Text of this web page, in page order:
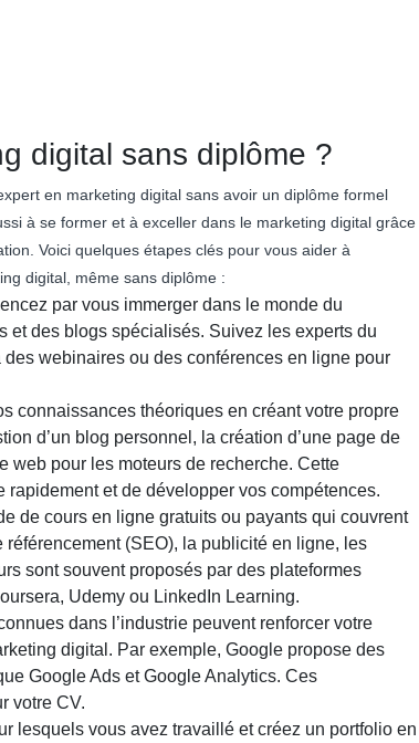
digital sans diplôme ?
en marketing digital sans avoir un diplôme formel
à se former et à exceller dans le marketing digital grâce
Voici quelques étapes clés pour vous aider à
digital, même sans diplôme :
par vous immerger dans le monde du
et des blogs spécialisés. Suivez les experts du
webinaires ou des conférences en ligne pour
connaissances théoriques en créant votre propre
d’un blog personnel, la création d’une page de
web pour les moteurs de recherche. Cette
rapidement et de développer vos compétences.
de cours en ligne gratuits ou payants qui couvrent
(SEO), la publicité en ligne, les
sont souvent proposés par des plateformes
Udemy ou LinkedIn Learning.
dans l’industrie peuvent renforcer votre
digital. Par exemple, Google propose des
Google Ads et Google Analytics. Ces
votre CV.
lesquels vous avez travaillé et créez un portfolio en